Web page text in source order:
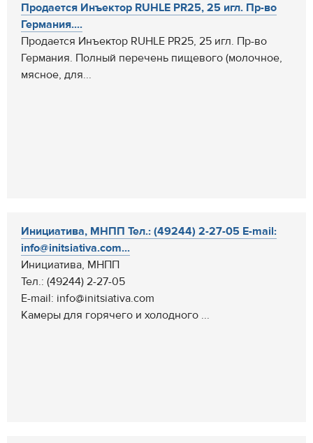
Продается Инъектор RUHLE PR25, 25 игл. Пр-во
Германия....
Продается Инъектор RUHLE PR25, 25 игл. Пр-во
Германия. Полный перечень пищевого (молочное,
мясное, для...
Инициатива, МНПП Тел.: (49244) 2-27-05 E-mail:
info@initsiativa.com...
Инициатива, МНПП
Тел.: (49244) 2-27-05
E-mail: info@initsiativa.com
Камеры для горячего и холодного ...